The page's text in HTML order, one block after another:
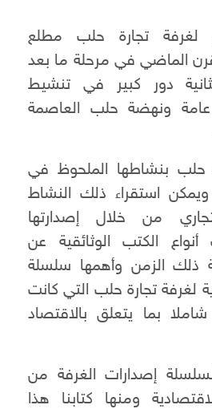
تجارة حلب مطلع
الماضي في مرحلة ما بعد
دور كبير في تنشيط
عامة ونهضة حلب العاصمة
حلب بنشاطها الملحوظ في
ويمكن استقراء ذلك النشاط
من خلال إصدارتها
الكتب الوثائقية عن
ذلك الزمن وأهمها سلسلة
لغرفة تجارة حلب التي كانت
بما يتعلق بالاقتصاد
إصدارات الغرفة من
ومنها كتابنا هذا